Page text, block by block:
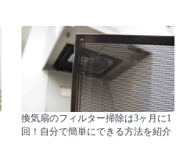
換気扇のフィルター掃除は3ヶ月に1
回！自分で簡単にできる方法を紹介